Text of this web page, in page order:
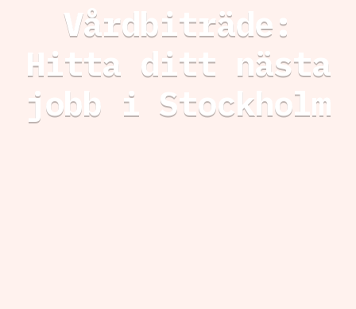
Vårdbiträde:
Hitta ditt nästa
jobb i Stockholm